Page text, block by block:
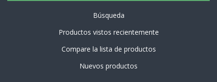
Búsqueda
Productos vistos recientemente
Compare la lista de productos
Nuevos productos